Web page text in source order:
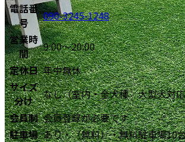
電話番
号
090-3245-1248
営業時
間
9:00～20:00
定休日 年中無休
サイズ
分け
なし（室内・全犬種／大型犬対
会員制 会員登録が必要です
駐車場 あり・（無料）・無料駐車場10